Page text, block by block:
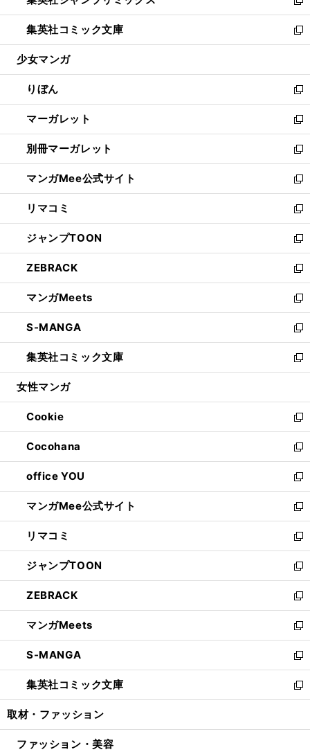
開
く
ウ
で
開
ン
ド
ウ
開
く
ウ
ィ
ン
ウ
で
開
く
新
し
い
ウ
ン
ド
ウ
で
開
く
集英社コミック文庫
新
し
ウ
ィ
ン
ド
ウ
で
開
く
少女マンガ
りぼん
新
し
い
ウ
ィ
ン
ド
ウ
で
開
く
マーガレット
新
し
い
ウ
ィ
ン
ド
ウ
で
開
く
別冊マーガレット
新
し
い
ウ
ィ
ン
ド
ウ
で
開
く
マンガMee公式サイト
新
し
い
ウ
ィ
ン
ド
ウ
で
開
く
リマコミ
新
し
い
ウ
ィ
ン
ド
ウ
で
開
く
ジャンプTOON
新
し
い
ウ
ィ
ン
ド
ウ
で
開
ZEBRACK
新
し
い
ウ
ィ
ン
ド
ウ
開
く
マンガMeets
新
し
い
ウ
ィ
ン
ウ
で
開
く
S-MANGA
新
し
い
ウ
ン
ド
ウ
で
開
く
集英社コミック文庫
新
し
ウ
ィ
ン
ド
ウ
で
開
く
女性マンガ
Cookie
新
し
い
ウ
ィ
ン
ド
ウ
で
開
く
Cocohana
新
し
い
ウ
ィ
ン
ド
ウ
で
開
く
office YOU
新
し
い
ウ
ィ
ン
ド
ウ
で
開
く
マンガMee公式サイト
新
し
い
ウ
ィ
ン
ド
ウ
で
開
く
リマコミ
新
し
い
ウ
ィ
ン
ド
ウ
で
開
く
ジャンプTOON
新
し
い
ウ
ィ
ン
ド
ウ
で
開
ZEBRACK
新
し
い
ウ
ィ
ン
ド
ウ
開
マンガMeets
新
し
い
ウ
ィ
ン
ウ
S-MANGA
新
し
い
ウ
ン
集英社コミック文庫
新
し
ウ
取材・ファッション
ファッション・美容